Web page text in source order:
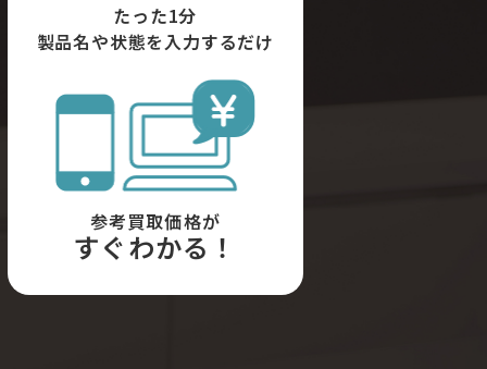
たった1分
製品名や状態を入力するだけ
参考買取価格が
すぐわかる！